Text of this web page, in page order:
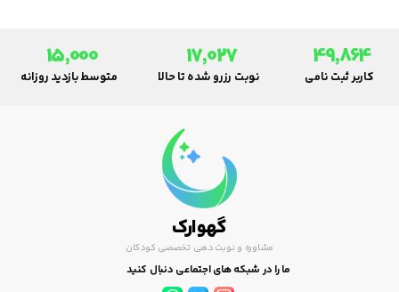
49,864
کاربر ثبت نامی
17,027
نوبت رزرو شده تا حالا
15,000
متوسط بازدید روزانه
گهوارک
مشاوره و نوبت دهی تخصصی کودکان
ما را در شبکه های اجتماعی دنبال کنید